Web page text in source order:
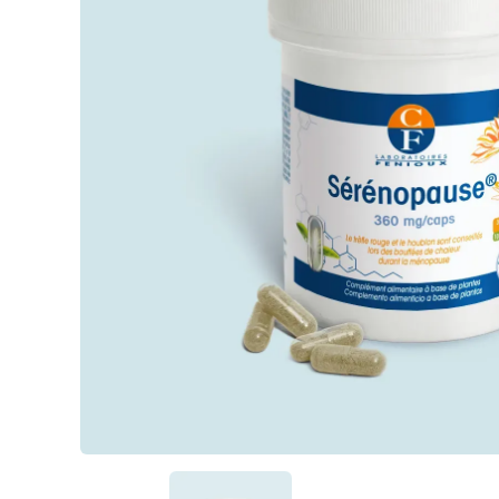
DOPA Concept
Safrazen®
Trypto B6
Magnésium
Griffonia
Hericium
Magnésium